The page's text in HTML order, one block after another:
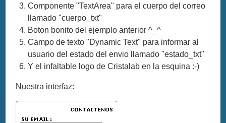
Componente "TextArea" para el cuerpo del correo
llamado "cuerpo_txt"
Boton bonito del ejemplo anterior ^_^
Campo de texto "Dynamic Text" para informar al
usuario del estado del envio llamado "estado_txt"
Y el infaltable logo de Cristalab en la esquina :-)
Nuestra interfaz: